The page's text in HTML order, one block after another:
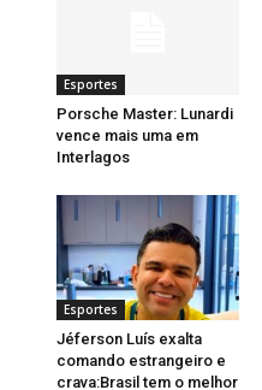
Esportes
Porsche Master: Lunardi
vence mais uma em
Interlagos
Esportes
Jéferson Luís exalta
comando estrangeiro e
crava:Brasil tem o melhor